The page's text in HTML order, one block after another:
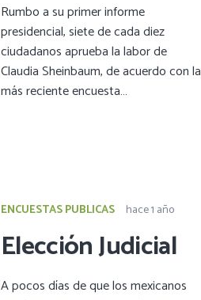
Rumbo a su primer informe
presidencial, siete de cada diez
ciudadanos aprueba la labor de
Claudia Sheinbaum, de acuerdo con la
más reciente encuesta…
ENCUESTAS PUBLICAS hace 1 año
Elección Judicial
A pocos días de que los mexicanos